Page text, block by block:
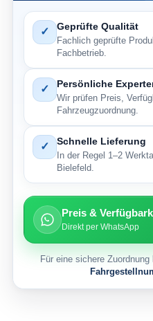
✓ Geprüfte Qualität
Fachlich geprüfte
Fachbetrieb.
✓ Persönliche
Wir prüfen Preis,
Fahrzeugzuordnung.
✓ Schnelle Lieferung
In der Regel 1–2
Bielefeld.
Preis &
Direkt per WhatsApp
Für eine sichere Zuordnung